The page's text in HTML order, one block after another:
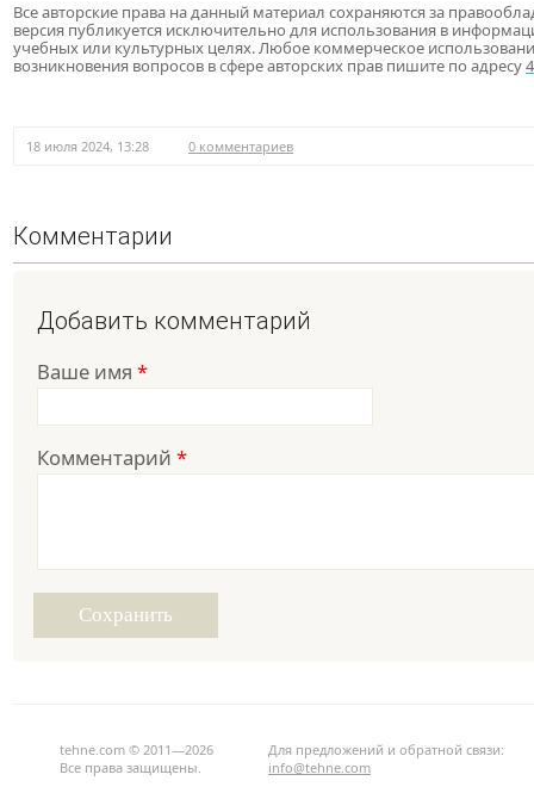
Все авторские права на данный материал сохраняются за
версия публикуется исключительно для использования в
учебных или культурных целях. Любое коммерческое
возникновения вопросов в сфере авторских прав пишите по адресу
18 июля 2024, 13:28 0 комментариев
Комментарии
Добавить комментарий
Ваше имя *
Комментарий *
tehne.com © 2011—2026
Все права защищены.
Для предложений и обратной связи:
info@tehne.com